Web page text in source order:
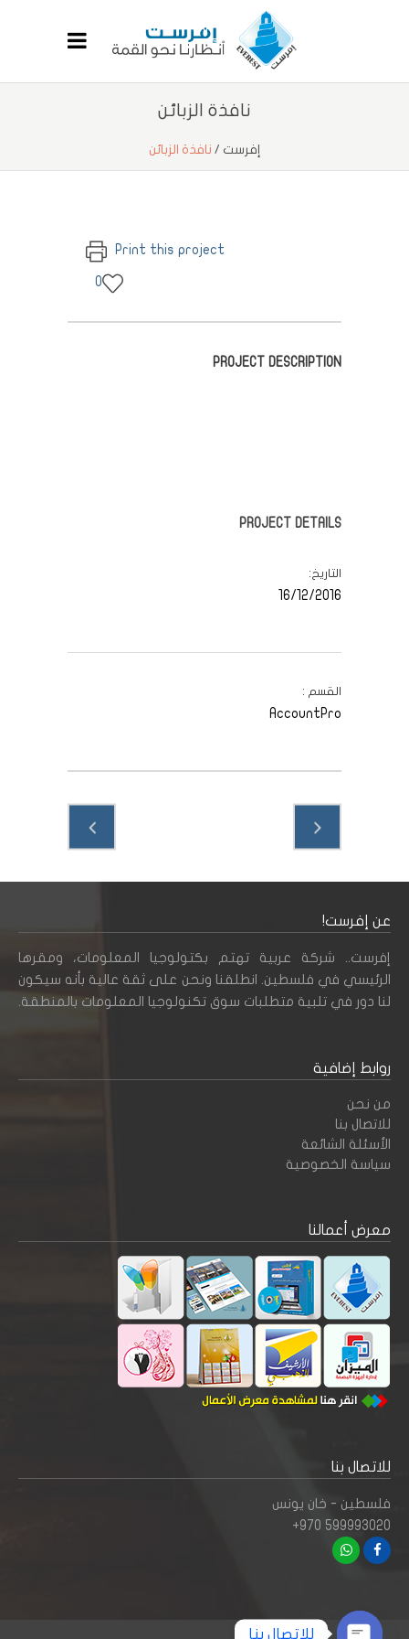
نافذة الزبائن
إفرست / نافذة الزبائن
Print this project
0
PROJECT DESCRIPTION
PROJECT DETAILS
التاريخ
16/12/2016
القسم
AccountPro
عن إفرست!
إفرست.. شركة عربية تهتم بكتولوجيا المعلومات، ومقرها
الرئيسي في فلسطين. انطلقنا ونحن على ثقة عالية بأنه سيكون
لنا دور في تلبية متطلبات سوق تكنولوجيا المعلومات بالمنطقة.
روابط إضافية
من نحن
للاتصال بنا
الأسئلة الشائعة
سياسة الخصوصية
معرض أعمالنا
للاتصال بنا
فلسطين - خان يونس
+970 599993020
للاتصال بنا